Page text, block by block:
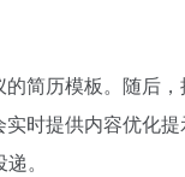
简历模板。随后
时提供内容优化
。